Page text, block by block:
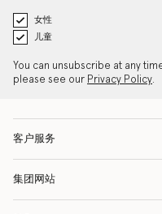
女性
儿童
You can unsubscribe at any
please see our Privacy Policy.
客户服务
集团网站